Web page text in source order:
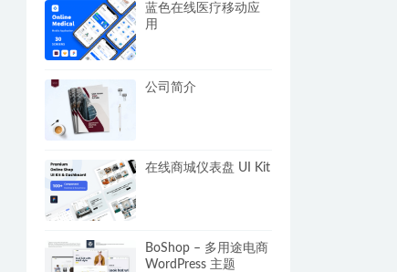
蓝色在线医疗移动应
用
公司简介
在线商城仪表盘 UI Kit
BoShop – 多用途电商
WordPress 主题